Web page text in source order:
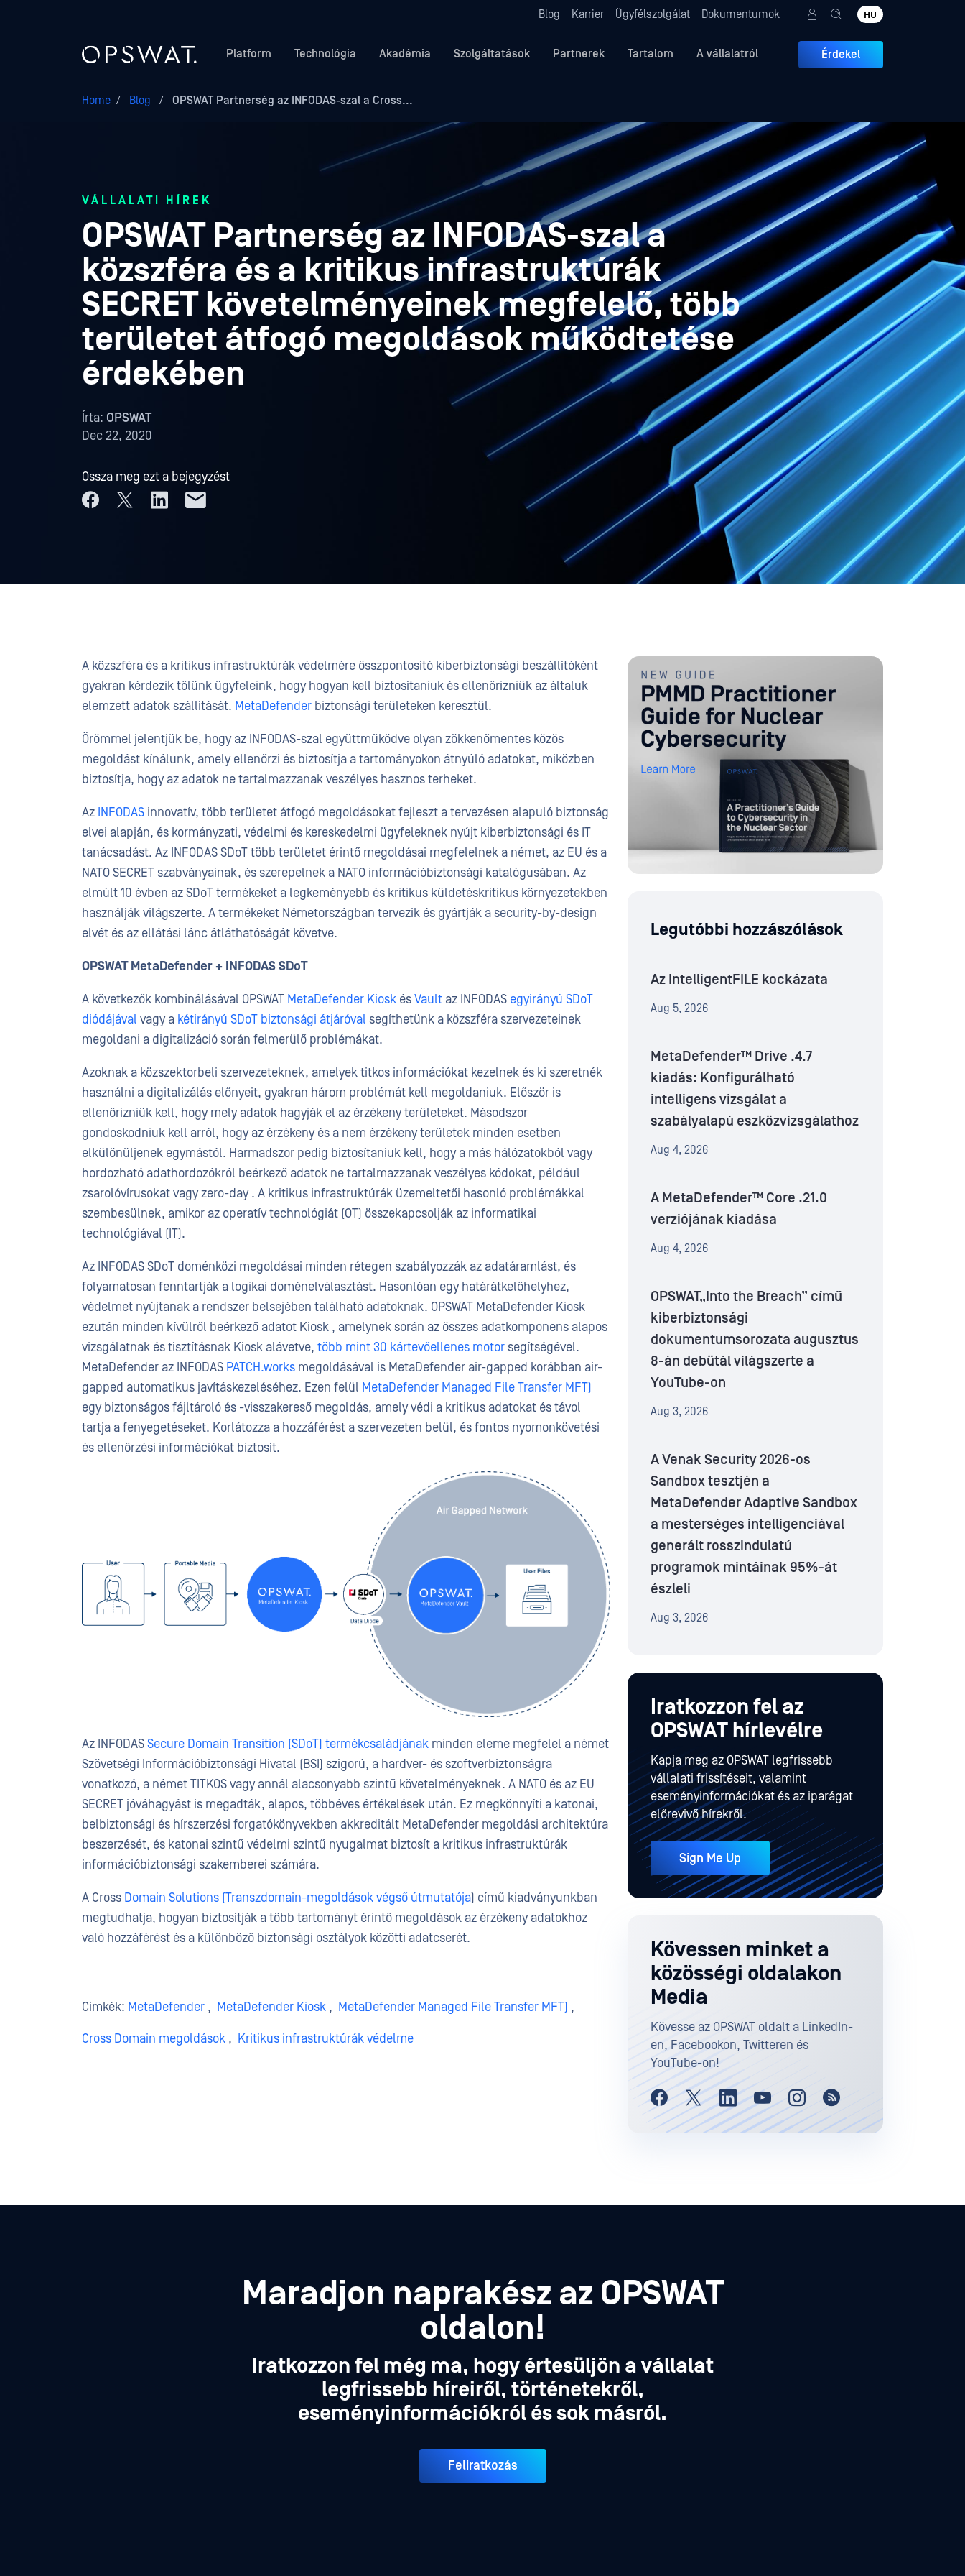
Blog Karrier Ügyfélszolgálat Dokumentumok HU
Platform Technológia Akadémia Szolgáltatások Partnerek Tartalom A vállalatról Érdekel
Home / Blog / OPSWAT Partnerség az INFODAS-szal a Cross...
VÁLLALATI HÍREK
OPSWAT Partnerség az INFODAS-szal a
közszféra és a kritikus infrastruktúrák
SECRET követelményeinek megfelelő, több
területet átfogó megoldások működtetése
érdekében
Írta: OPSWAT
Dec 22, 2020
Ossza meg ezt a bejegyzést
A közszféra és a kritikus infrastruktúrák védelmére összpontosító kiberbiztonsági beszállítóként
gyakran kérdezik tőlünk ügyfeleink, hogy hogyan kell biztosítaniuk és ellenőrizniük az általuk
elemzett adatok szállítását. MetaDefender biztonsági területeken keresztül.
Örömmel jelentjük be, hogy az INFODAS-szal együttműködve olyan zökkenőmentes közös
megoldást kínálunk, amely ellenőrzi és biztosítja a tartományokon átnyúló adatokat, miközben
biztosítja, hogy az adatok ne tartalmazzanak veszélyes hasznos terheket.
Az INFODAS innovatív, több területet átfogó megoldásokat fejleszt a tervezésen alapuló biztonság
elvei alapján, és kormányzati, védelmi és kereskedelmi ügyfeleknek nyújt kiberbiztonsági és IT
tanácsadást. Az INFODAS SDoT több területet érintő megoldásai megfelelnek a német, az EU és a
NATO SECRET szabványainak, és szerepelnek a NATO információbiztonsági katalógusában. Az
elmúlt 10 évben az SDoT termékeket a legkeményebb és kritikus küldetéskritikus környezetekben
használják világszerte. A termékeket Németországban tervezik és gyártják a security-by-design
elvét és az ellátási lánc átláthatóságát követve.
OPSWAT MetaDefender + INFODAS SDoT
A következők kombinálásával OPSWAT MetaDefender Kiosk ésVault az INFODAS egyirányú SDoT
diódájával vagy a kétirányú SDoT biztonsági átjáróval segíthetünk a közszféra szervezeteinek
megoldani a digitalizáció során felmerülő problémákat.
Azoknak a közszektorbeli szervezeteknek, amelyek titkos információkat kezelnek és ki szeretnék
használni a digitalizálás előnyeit, gyakran három problémát kell megoldaniuk. Először is
ellenőrizniük kell, hogy mely adatok hagyják el az érzékeny területeket. Másodszor
gondoskodniuk kell arról, hogy az érzékeny és a nem érzékeny területek minden esetben
elkülönüljenek egymástól. Harmadszor pedig biztosítaniuk kell, hogy a más hálózatokból vagy
hordozható adathordozókról beérkező adatok ne tartalmazzanak veszélyes kódokat, például
zsarolóvírusokat vagy zero-day . A kritikus infrastruktúrák üzemeltetői hasonló problémákkal
szembesülnek, amikor az operatív technológiát (OT) összekapcsolják az informatikai
technológiával (IT).
Az INFODAS SDoT doménközi megoldásai minden rétegen szabályozzák az adatáramlást, és
folyamatosan fenntartják a logikai doménelválasztást. Hasonlóan egy határátkelőhelyhez,
védelmet nyújtanak a rendszer belsejében található adatoknak. OPSWAT MetaDefender Kiosk
ezután minden kívülről beérkező adatot Kiosk , amelynek során az összes adatkomponens alapos
vizsgálatnak és tisztításnak Kiosk alávetve, több mint 30 kártevőellenes motorsegítségével.
MetaDefender az INFODAS PATCH.works megoldásával is MetaDefender air-gapped korábban air-
gapped automatikus javításkezeléséhez. Ezen felül MetaDefender Managed File Transfer MFT)
egy biztonságos fájltároló és -visszakereső megoldás, amely védi a kritikus adatokat és távol
tartja a fenyegetéseket. Korlátozza a hozzáférést a szervezeten belül, és fontos nyomonkövetési
és ellenőrzési információkat biztosít.
Az INFODASSecure Domain Transition (SDoT) termékcsaládjának minden eleme megfelel a német
Szövetségi Információbiztonsági Hivatal (BSI) szigorú, a hardver- és szoftverbiztonságra
vonatkozó, a német TITKOS vagy annál alacsonyabb szintű követelményeknek. A NATO és az EU
SECRET jóváhagyást is megadták, alapos, többéves értékelések után. Ez megkönnyíti a katonai,
belbiztonsági és hírszerzési forgatókönyvekben akkreditált MetaDefender megoldási architektúra
beszerzését, és katonai szintű védelmi szintű nyugalmat biztosít a kritikus infrastruktúrák
információbiztonsági szakemberei számára.
A Cross Domain Solutions (Transzdomain-megoldások végső útmutatója) című kiadványunkban
megtudhatja, hogyan biztosítják a több tartományt érintő megoldások az érzékeny adatokhoz
való hozzáférést és a különböző biztonsági osztályok közötti adatcserét.
Címkék: MetaDefender , MetaDefender Kiosk , MetaDefender Managed File Transfer MFT) ,
Cross Domain megoldások , Kritikus infrastruktúrák védelme
Legutóbbi hozzászólások
Az IntelligentFILE kockázata
Aug 5, 2026
MetaDefender™ Drive .4.7
kiadás: Konfigurálható
intelligens vizsgálat a
szabályalapú eszközvizsgálathoz
Aug 4, 2026
A MetaDefender™ Core .21.0
verziójának kiadása
Aug 4, 2026
OPSWAT„Into the Breach” című
kiberbiztonsági
dokumentumsorozata augusztus
8-án debütál világszerte a
YouTube-on
Aug 3, 2026
A Venak Security 2026-os
Sandbox tesztjén a
MetaDefender Adaptive Sandbox
a mesterséges intelligenciával
generált rosszindulatú
programok mintáinak 95%-át
észleli
Aug 3, 2026
Iratkozzon fel az
OPSWAT hírlevélre
Kapja meg az OPSWAT legfrissebb
vállalati frissítéseit, valamint
eseményinformációkat és az iparágat
előrevivő hírekről.
Sign Me Up
Kövessen minket a
közösségi oldalakon
Media
Kövesse az OPSWAT oldalt a LinkedIn-
en, Facebookon, Twitteren és
YouTube-on!
Maradjon naprakész az OPSWAT
oldalon!
Iratkozzon fel még ma, hogy értesüljön a vállalat
legfrissebb híreiről, történetekről,
eseményinformációkról és sok másról.
Feliratkozás